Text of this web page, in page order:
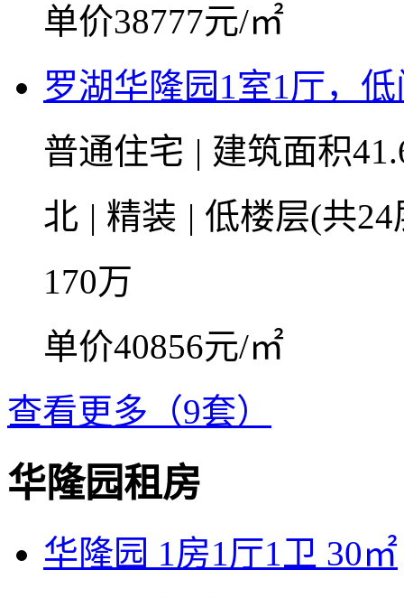
单价38777元/㎡
罗湖华隆园1室1厅，
普通住宅 | 建筑面积
北 | 精装 | 低楼层(共
170万
单价40856元/㎡
查看更多（9套）
华隆园租房
华隆园 1房1厅1卫 30㎡